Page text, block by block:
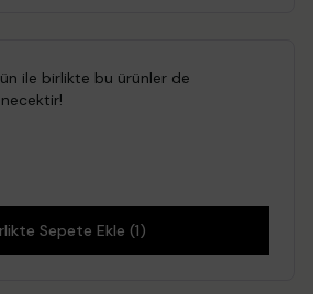
ile birlikte bu ürünler de
Sepete Ekle (1)